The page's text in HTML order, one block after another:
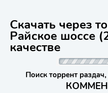
Скачать через
Райское шоссе
качестве
Поиск торрент